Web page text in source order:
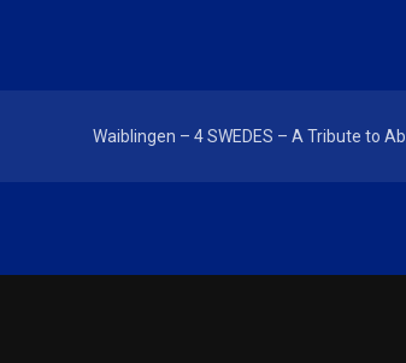
Waiblingen – 4 SWEDES – A Tribute to